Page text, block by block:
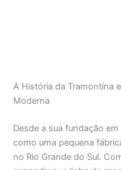
A História da Tramontina
Moderna
Desde a sua fundação
como uma pequena
no Rio Grande do Sul.